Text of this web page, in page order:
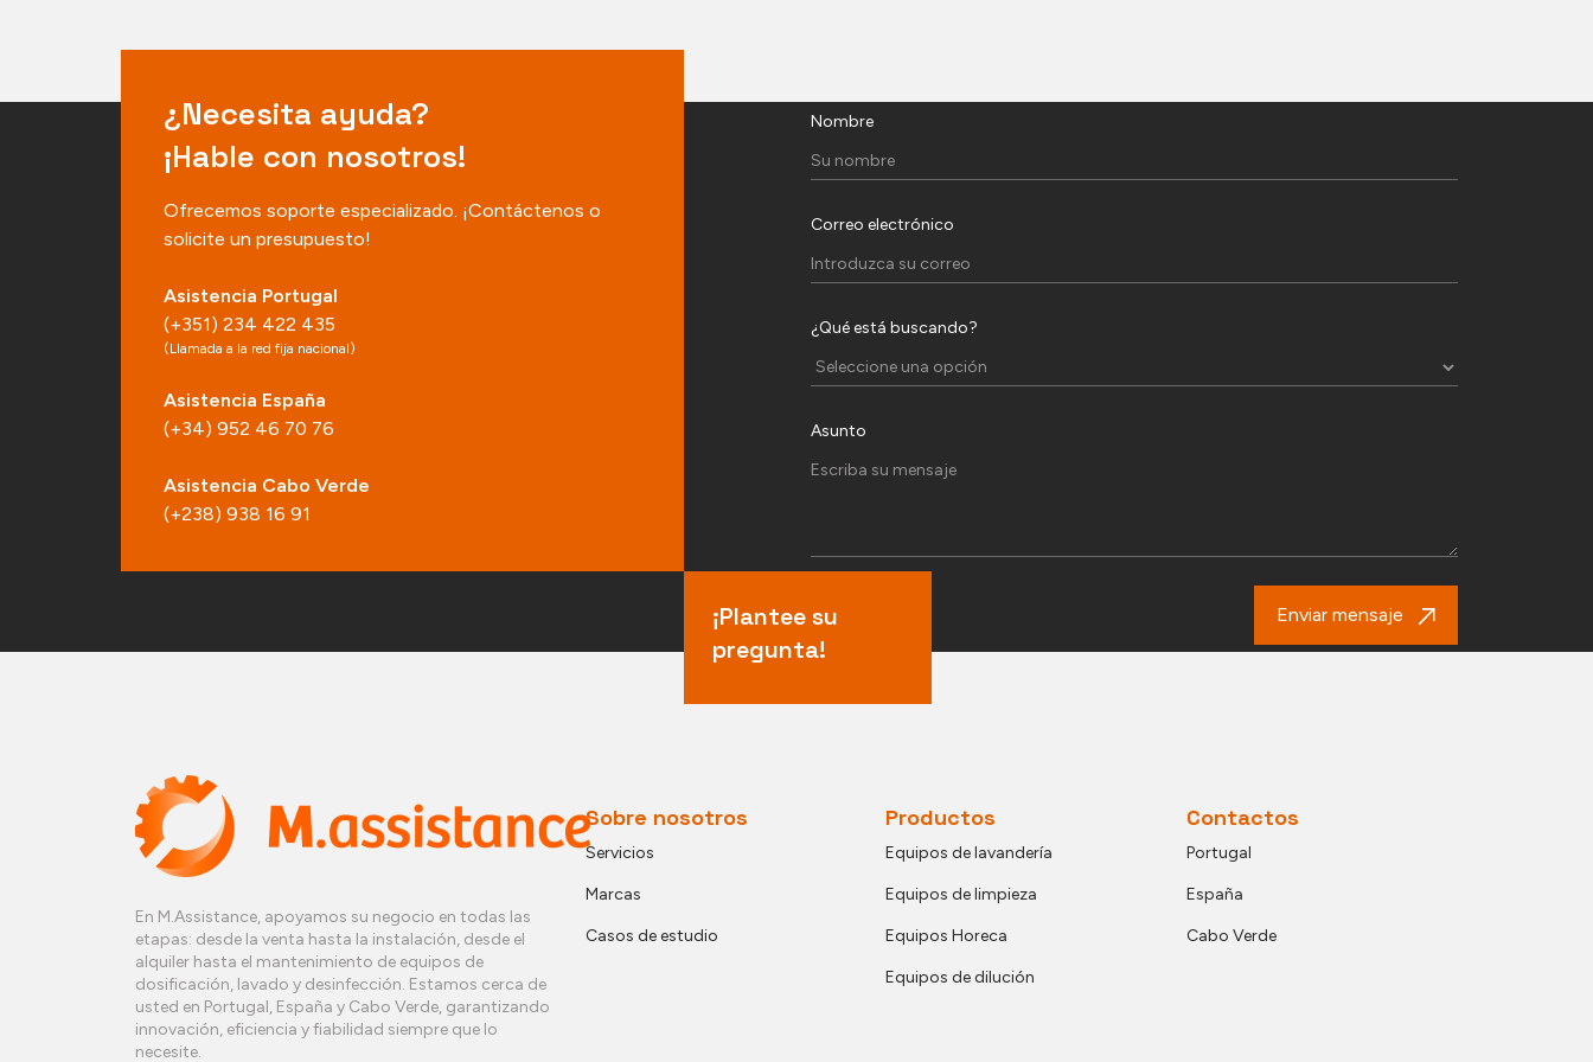
¿Necesita ayuda?
¡Hable con nosotros!
Ofrecemos soporte especializado. ¡Contáctenos o
solicite un presupuesto!
Asistencia Portugal
(+351) 234 422 435
(Llamada a la red fija nacional)
Asistencia España
(+34) 952 46 70 76
Asistencia Cabo Verde
(+238) 938 16 91
Nombre
Correo electrónico
¿Qué está buscando?
Asunto
Enviar mensaje
¡Plantee su
pregunta!
En M.Assistance, apoyamos su negocio en todas las
etapas: desde la venta hasta la instalación, desde el
alquiler hasta el mantenimiento de equipos de
dosificación, lavado y desinfección. Estamos cerca de
usted en Portugal, España y Cabo Verde, garantizando
innovación, eficiencia y fiabilidad siempre que lo
necesite.
Sobre nosotros
Servicios
Marcas
Casos de estudio
Productos
Equipos de lavandería
Equipos de limpieza
Equipos Horeca
Equipos de dilución
Contactos
Portugal
España
Cabo Verde